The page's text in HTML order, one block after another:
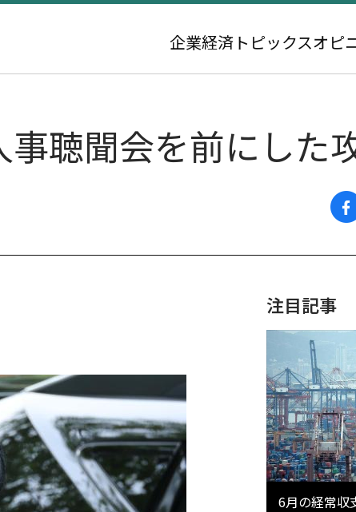
企業経済 トピックスオピ
聴聞会を前にした
注目記事
6月の経常収